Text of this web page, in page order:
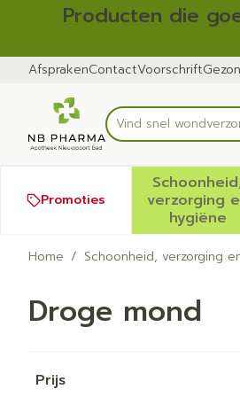
Ga naar de inhoud
Dia 1 van 2Producten die
AfsprakenContactVoorschrift
Product, merk,
Promoties
verzorging
hygiëne
Toon
Home / Schoonheid, verzorging
Droge mond
Prijs